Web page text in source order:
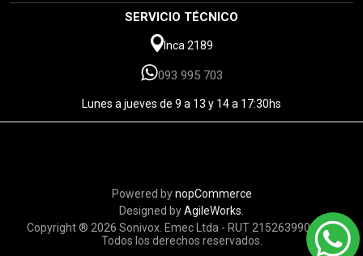
SERVICIO TÉCNICO
Inca 2189
093 995 703
Lunes a jueves de 9 a 13 y 14 a 17:30hs
Powered bynopCommerce
Designed byAgileWorks.
Copyright ® 2026 Sonivox. Emec Ltda - RUT 215263990010 -
Todos los derechos reservados.